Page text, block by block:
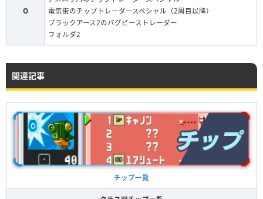
O
電気街のチップトレーダースペシャル（2周目以降）
ブラックアース2のバグピーストレーダー
フォルダ2
関連記事
チップ一覧